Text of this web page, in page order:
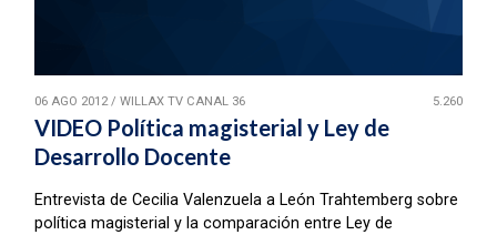
06 AGO 2012/ WILLAX TV CANAL 36 5.260
VIDEO Política magisterial y Ley de
Desarrollo Docente
Entrevista de Cecilia Valenzuela a León Trahtemberg sobre
política magisterial y la comparación entre Ley de